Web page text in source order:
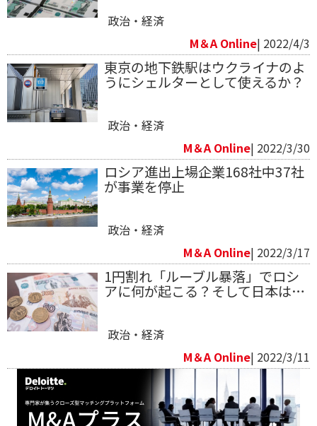
政治・経済
M＆A Online| 2022/4/3
東京の地下鉄駅はウクライナのよ
うにシェルターとして使えるか？
政治・経済
M＆A Online| 2022/3/30
ロシア進出上場企業168社中37社
が事業を停止
政治・経済
M＆A Online| 2022/3/17
1円割れ「ルーブル暴落」でロシ
アに何が起こる？そして日本は…
政治・経済
M＆A Online| 2022/3/11